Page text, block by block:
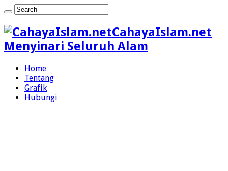
CahayaIslam.net
Menyinari Seluruh Alam
Home
Tentang
Grafik
Hubungi